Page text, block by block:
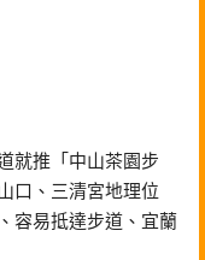
就推「中山茶園步
口、三清宮地理位
容易抵達步道、宜蘭